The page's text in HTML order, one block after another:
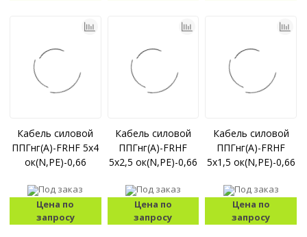
Кабель силовой
ППГнг(А)-FRHF 5x4
ок(N,PE)-0,66
Под заказ
Цена по
запросу
Кабель силовой
ППГнг(А)-FRHF
5x2,5 ок(N,PE)-0,66
Под заказ
Цена по
запросу
Кабель силовой
ППГнг(А)-FRHF
5x1,5 ок(N,PE)-0,66
Под заказ
Цена по
запросу